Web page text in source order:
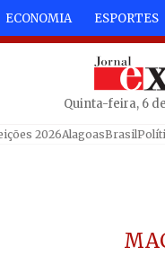
ECONOMIA ESPORTES
Quinta-feira, 6
2026AlagoasBrasil